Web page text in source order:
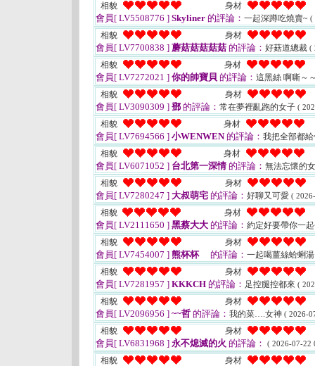
相貌 身材
會員[ LV5508776 ] Skyliner 的評論： 一起深蹲吃燒賣~ (
相貌 身材
會員[ LV7700838 ] 蘑菇菇菇菇菇 的評論： 好菇道總裁 (
相貌 身材
會員[ LV7272021 ] 你的帥寶貝 的評論： 這黑絲 啊嘶～
相貌
身材
會員[ LV3090309 ] 鄧 的評論： 常在夢裡亂跑的女子 (
相貌 身材
會員[ LV7694566 ] 小WENWEN的評論： 我把全部都
相貌
身材
會員[ LV6071052 ] 台北第一深情 的評論： 無法忘懷的
相貌
身材
會員[ LV7280247 ] 大叔萌宅 的評論： 好聊又可愛 (
相貌 身材
會員[ LV2111650 ] 黑蔡大大 的評論： 約定好要帶你一
相貌
身材
會員[ LV7454007 ] 熊杯杯 的評論： 一起喝薑絲蛤蜊
相貌
身材
會員[ LV7281957 ] KKKCH 的評論： 足控腿控都來 (
相貌 身材
會員[ LV2096956 ] ~~哲 的評論： 我的菜….女神 ( 2026-
相貌 身材
會員[ LV6831968 ] 永不熄滅的火 的評論： ( 2026-07-22
相貌 身材